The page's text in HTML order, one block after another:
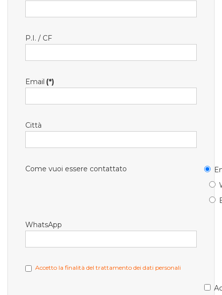
P.I. / CF
Email (*)
Città
Come vuoi essere contattato
WhatsApp
Accetto la finalità del trattamento dei dati personali